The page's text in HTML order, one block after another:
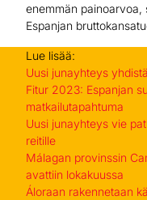
enemmän painoarvoa,
Espanjan
Lue lisää:
Uusi junayhteys
Fitur 2023: Espanjan
matkailutapahtuma
Uusi junayhteys vie
reitille
Málagan provinssin
avattiin lokakuussa
Áloraan rakennetaan